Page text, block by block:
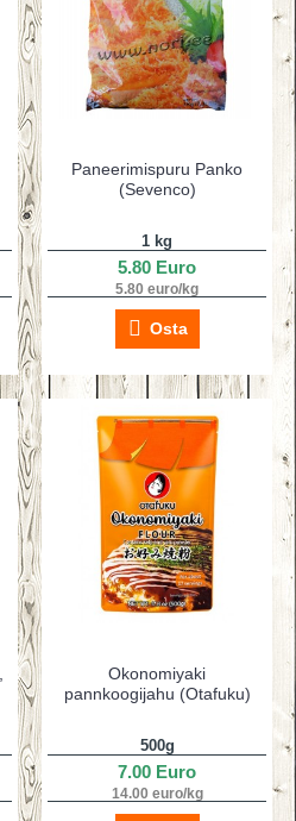
Paneerimispuru Panko
(Sevenco)
1 kg
5.80 Euro
5.80 euro/kg
Osta
Okonomiyaki
pannkoogijahu (Otafuku)
500g
7.00 Euro
14.00 euro/kg